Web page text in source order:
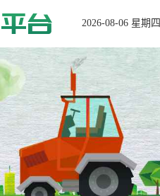
台 2026-08-06 星期四